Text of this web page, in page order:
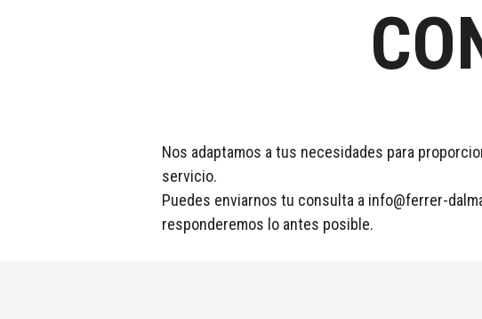
Nos adaptamos a tus necesidades para
servicio.
Puedes enviarnos tu consulta a info@ferrer-
responderemos lo antes posible.